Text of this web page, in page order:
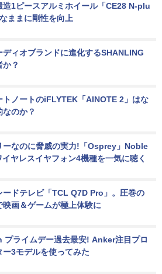
造1ピースアルミホイール「CE28 N-plu
ままに剛性を向上
ディオブランドに進化するSHANLING
か？
トノートのiFLYTEK「AINOTE 2」はな
のか？
ーなのに脅威の実力!「Osprey」Noble
ヤレスイヤフォン4機種を一気に聴く
ードテレビ「TCL Q7D Pro」。圧巻の
映画＆ゲームが極上体験に
プライムデー過去最安! Anker注目プロ
ー3モデルを使ってみた